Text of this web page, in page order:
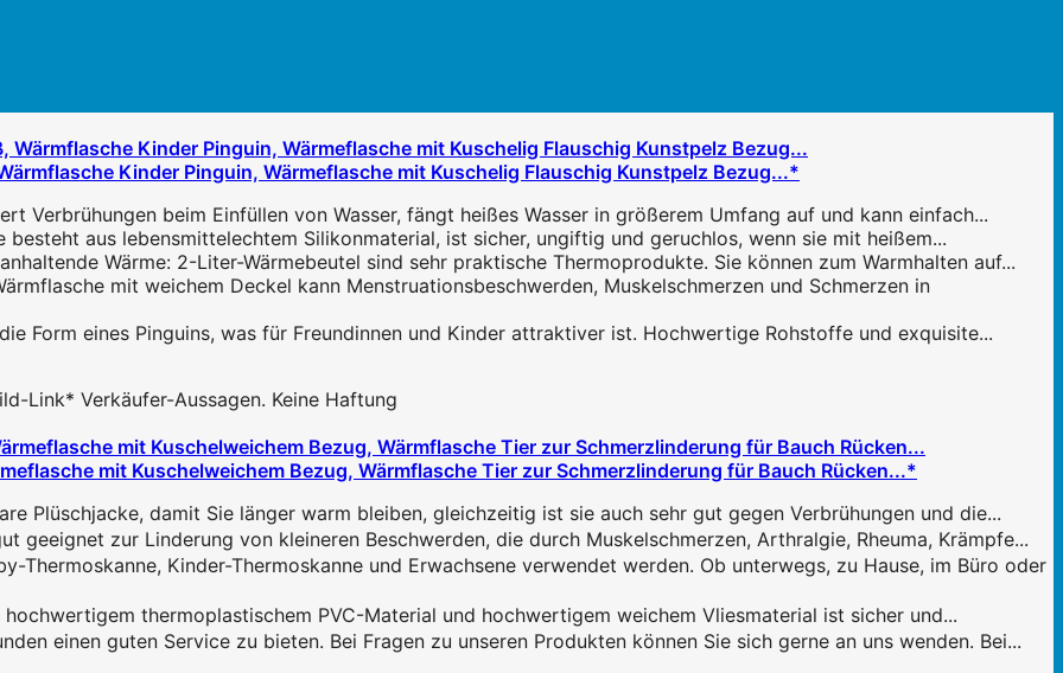
Kinder Pinguin, Wärmeflasche mit Kuschelig Flauschig Kunstpelz Bezug...*
Verbrühungen beim Einfüllen von Wasser, fängt heißes Wasser in größerem Umfang auf und kann einfach...
besteht aus lebensmittelechtem Silikonmaterial, ist sicher, ungiftig und geruchlos, wenn sie mit heißem...
Wärme: 2-Liter-Wärmebeutel sind sehr praktische Thermoprodukte. Sie können zum Warmhalten auf...
mit weichem Deckel kann Menstruationsbeschwerden, Muskelschmerzen und Schmerzen in
Form eines Pinguins, was für Freundinnen und Kinder attraktiver ist. Hochwertige Rohstoffe und exquisite...
Link* Verkäufer-Aussagen. Keine Haftung
mit Kuschelweichem Bezug, Wärmflasche Tier zur Schmerzlinderung für Bauch Rücken...*
Plüschjacke, damit Sie länger warm bleiben, gleichzeitig ist sie auch sehr gut gegen Verbrühungen und die...
geeignet zur Linderung von kleineren Beschwerden, die durch Muskelschmerzen, Arthralgie, Rheuma, Krämpfe...
Thermoskanne, Kinder-Thermoskanne und Erwachsene verwendet werden. Ob unterwegs, zu Hause, im Büro oder
hochwertigem thermoplastischem PVC-Material und hochwertigem weichem Vliesmaterial ist sicher und...
einen guten Service zu bieten. Bei Fragen zu unseren Produkten können Sie sich gerne an uns wenden. Bei...